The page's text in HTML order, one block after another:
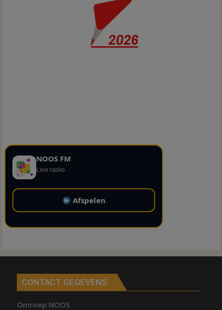
NOOS FM
Live radio
Afspelen
CONTACT GEGEVENS
Omroep NOOS